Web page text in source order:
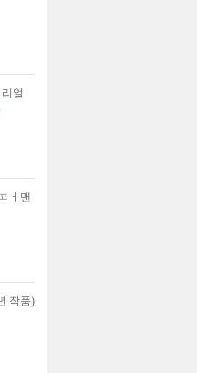
얼
ㅓ맨
작품)